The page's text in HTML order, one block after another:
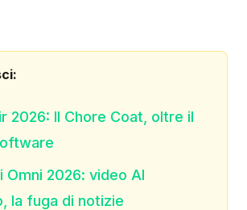
2026: Il Chore Coat, oltre il
Omni 2026: video AI
la fuga di notizie